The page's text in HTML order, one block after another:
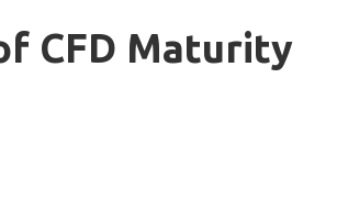
CFD Maturity